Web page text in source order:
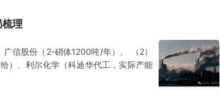
理
信股份（2-硝体1200吨/年）。 （2）
）、利尔化学（科迪华代工，实际产能